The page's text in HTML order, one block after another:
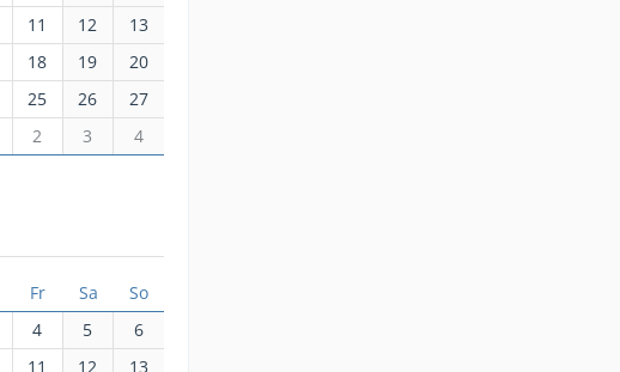
11 12
13
18 19
20
25 26
27
2 3 4
Fr Sa
So
4 5
6
11 12 13